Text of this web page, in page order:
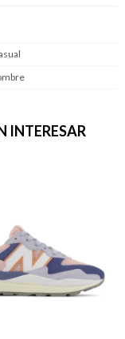
INTERESAR